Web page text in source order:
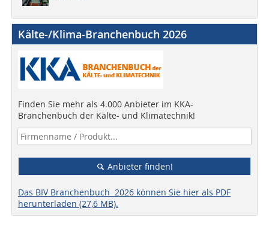
Kälte-/Klima-Branchenbuch 2026
Finden Sie mehr als 4.000 Anbieter im KKA-
Branchenbuch der Kälte- und Klimatechnik!
Anbieter finden!
Das BIV Branchenbuch 2026 können Sie hier als PDF
herunterladen (27,6 MB).